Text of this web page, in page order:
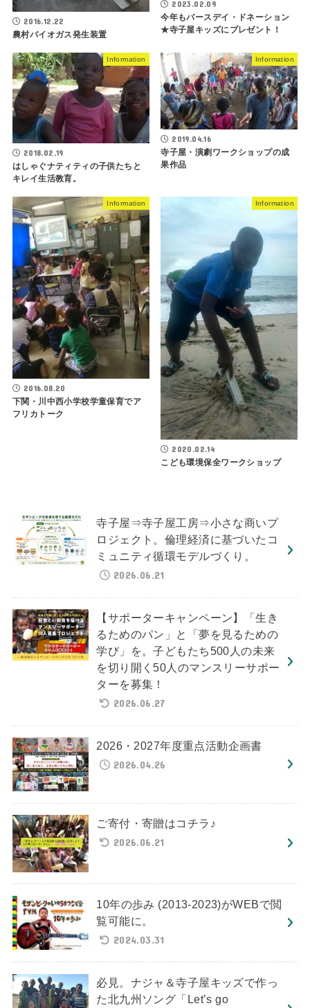
2016.12.22
農村バイオガス発生装置
2023.02.09
今年もバースデイ・ドネーション
★寺子屋キッズにプレゼント！
Information
2018.02.19
はしゃぐナティティの子供たちと
キレイ生活教育。
Information
2019.04.16
寺子屋・演劇ワークショップの成
果作品
Information
2016.08.20
下関・川中西小学校学童保育でア
フリカトーク
Information
2020.02.14
こども環境保全ワークショップ
寺子屋⇒寺子屋工房⇒小さな商いプ
ロジェクト。倫理経済に基づいたコ
ミュニティ循環モデルづくり。
2026.06.21
【サポーターキャンペーン】「生き
るためのパン」と「夢を見るための
学び」を。子どもたち500人の未来
を切り開く50人のマンスリーサポー
ターを募集！
2026.06.27
2026・2027年度重点活動企画書
2026.04.26
ご寄付・寄贈はコチラ♪
2026.06.21
10年の歩み (2013-2023)がWEBで閲
覧可能に。
2024.03.31
必見。ナジャ＆寺子屋キッズで作っ
た北九州ソング「Let’s go